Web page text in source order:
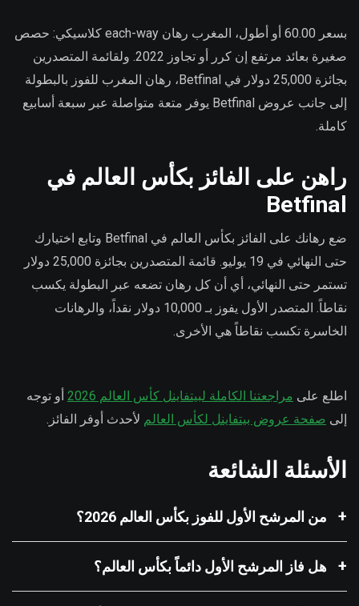
بسعر 60.00 أو أطول، المغرب رهان each-way كلاسيكي: حصص
صغيرة بعائد مرتفع إن كرر أو تجاوز 2022. ولقائمة المتصدرين
بجائزة 25,000 دولار في Betfinal، رهان المغرب للفوز بالبطولة
إلى جانب عروض Betfinal يوفر متعة متواصلة عبر سبعة أسابيع
كاملة.
راهن على الفائز بكأس العالم في
Betfinal
ضع رهانك على الفائز بكأس العالم في Betfinal وتابع اختيارك
حتى النهائي في 19 يوليو. قائمة المتصدرين بجائزة 25,000 دولار
تستمر حتى النهائي، أي أن كل رهان تضعه عبر البطولة يكسب
نقاطاً. المتصدر الأول يفوز بـ 10,000 دولار نقداً، والرهانات
الخاسرة تكسب نقاطاً هي الأخرى.
اطلع على مراجعتنا الكاملة لبيتفاينل كأس العالم 2026
أو توجه
إلى صفحة عروض بيتفاينل لكأس العالم لأحدث أوفر الفائز.
الأسئلة الشائعة
من المرشح الأول للفوز بكأس العالم 2026؟
هل فاز المرشح الأول دائماً بكأس العالم؟